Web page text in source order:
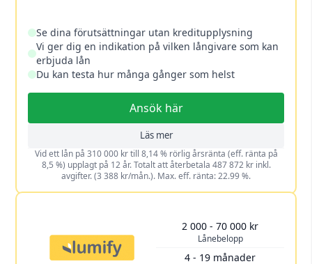
Se dina förutsättningar utan kreditupplysning
Vi ger dig en indikation på vilken långivare som kan
erbjuda lån
Du kan testa hur många gånger som helst
Ansök här
Läs mer
Vid ett lån på 310 000 kr till 8,14 % rörlig årsränta (eff. ränta på
8,5 %) upplagt på 12 år. Totalt att återbetala 487 872 kr inkl.
avgifter. (3 388 kr/mån.). Max. eff. ränta: 22.99 %.
Lånebelopp
2 000 - 70 000 kr
4 - 19 månader